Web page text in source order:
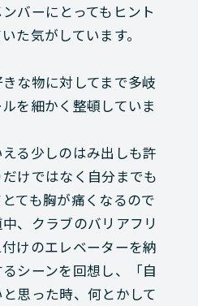
バーにとってもヒント
た気がしています。
な物に対してまで多岐
を細かく整頓していま
る少しのはみ出しも許
けではなく自分までも
ても胸が痛くなるので
、クラブのバリアフリ
けのエレベーターを納
シーンを回想し、「自
思った時、何とかして